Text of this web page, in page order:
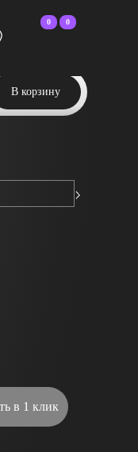
0 0
в 1 клик
В корзину